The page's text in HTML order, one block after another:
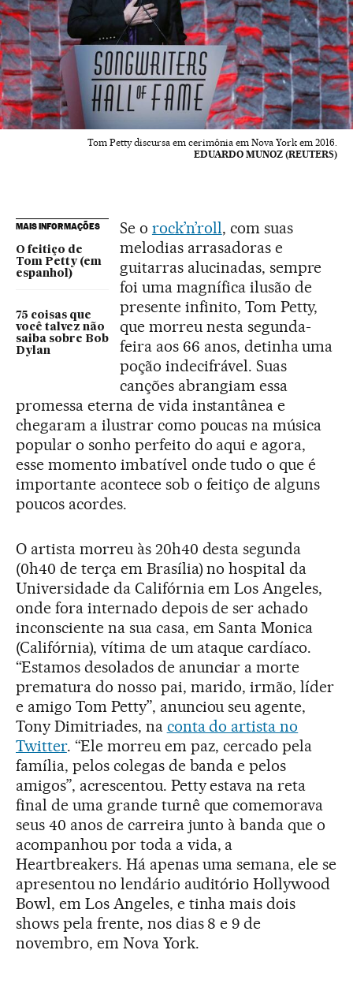
Tom Petty discursa em cerimônia em Nova York em 2016.
EDUARDO MUNOZ (REUTERS)
MAIS INFORMAÇÕES
O feitiço de
Tom Petty (em
espanhol)
75 coisas que
você talvez não
saiba sobre Bob
Dylan
Se o rock’n’roll, com suas
melodias arrasadoras e
guitarras alucinadas, sempre
foi uma magnífica ilusão de
presente infinito, Tom Petty,
que morreu nesta segunda-
feira aos 66 anos, detinha uma
poção indecifrável. Suas
canções abrangiam essa
promessa eterna de vida instantânea e
chegaram a ilustrar como poucas na música
popular o sonho perfeito do aqui e agora,
esse momento imbatível onde tudo o que é
importante acontece sob o feitiço de alguns
poucos acordes.
O artista morreu às 20h40 desta segunda
(0h40 de terça em Brasília) no hospital da
Universidade da Califórnia em Los Angeles,
onde fora internado depois de ser achado
inconsciente na sua casa, em Santa Monica
(Califórnia), vítima de um ataque cardíaco.
“Estamos desolados de anunciar a morte
prematura do nosso pai, marido, irmão, líder
e amigo Tom Petty”, anunciou seu agente,
Tony Dimitriades, na conta do artista no
Twitter. “Ele morreu em paz, cercado pela
família, pelos colegas de banda e pelos
amigos”, acrescentou. Petty estava na reta
final de uma grande turnê que comemorava
seus 40 anos de carreira junto à banda que o
acompanhou por toda a vida, a
Heartbreakers. Há apenas uma semana, ele se
apresentou no lendário auditório Hollywood
Bowl, em Los Angeles, e tinha mais dois
shows pela frente, nos dias 8 e 9 de
novembro, em Nova York.